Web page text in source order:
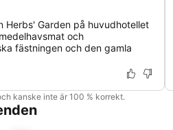
Garden på huvudhotellet
och
fästningen och den gamla
kanske inte är 100 % korrekt.